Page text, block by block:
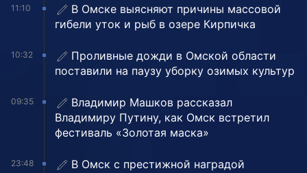
11:10
В Омске выясняют причины массовой
гибели уток и рыб в озере Кирпичка
10:32
Проливные дожди в Омской области
поставили на паузу уборку озимых культур
09:35
Владимир Машков рассказал
Владимиру Путину, как Омск встретил
фестиваль «Золотая маска»
23:48
В Омск с престижной наградой